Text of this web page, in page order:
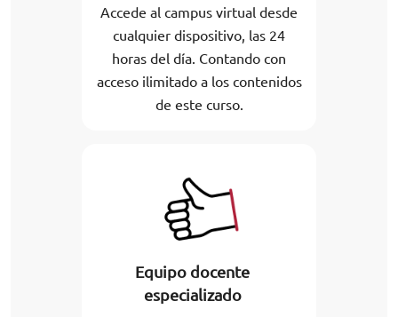
Accede al campus virtual desde
cualquier dispositivo, las 24
horas del día. Contando con
acceso ilimitado a los contenidos
de este curso.
Equipo docente
especializado